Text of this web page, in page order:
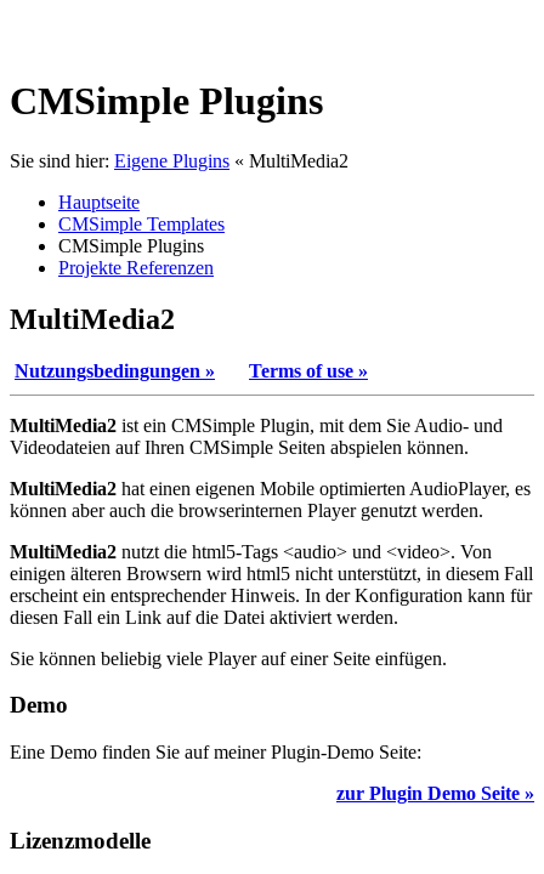
CMSimple Plugins
Sie sind hier: Eigene Plugins « MultiMedia2
Hauptseite
CMSimple Templates
CMSimple Plugins
Projekte Referenzen
MultiMedia2
Nutzungsbedingungen » Terms of use »
MultiMedia2 ist ein CMSimple Plugin, mit dem Sie Audio- und
Videodateien auf Ihren CMSimple Seiten abspielen können.
MultiMedia2 hat einen eigenen Mobile optimierten AudioPlayer, es
können aber auch die browserinternen Player genutzt werden.
MultiMedia2 nutzt die html5-Tags <audio> und <video>. Von
einigen älteren Browsern wird html5 nicht unterstützt, in diesem Fall
erscheint ein entsprechender Hinweis. In der Konfiguration kann für
diesen Fall ein Link auf die Datei aktiviert werden.
Sie können beliebig viele Player auf einer Seite einfügen.
Demo
Eine Demo finden Sie auf meiner Plugin-Demo Seite:
zur Plugin Demo Seite »
Lizenzmodelle